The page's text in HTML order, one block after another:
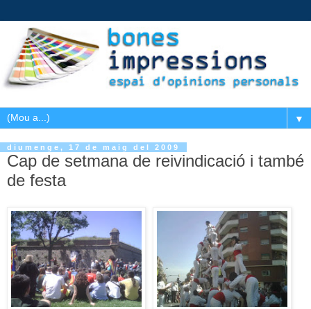
▼
diumenge, 17 de maig del 2009
Cap de setmana de reivindicació i també
de festa